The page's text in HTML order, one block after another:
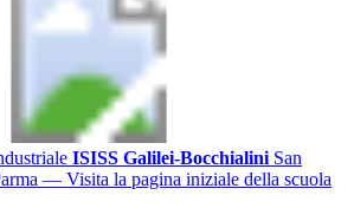
ISISS Galilei-Bocchialini San
— Visita la pagina iniziale della scuola